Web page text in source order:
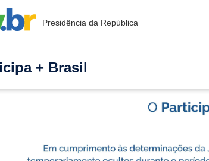
Presidência da República
+ Brasil